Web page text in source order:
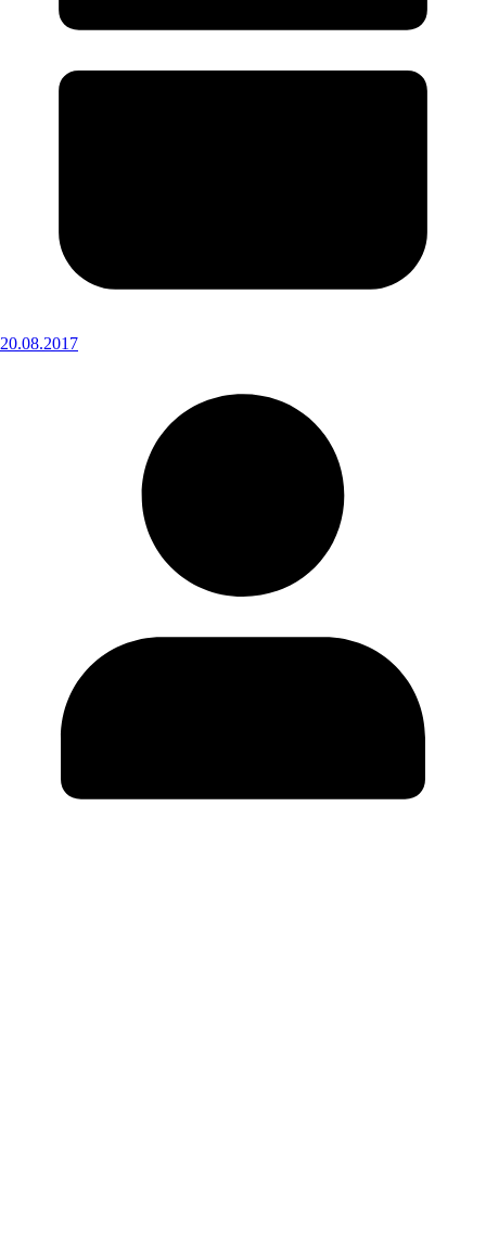
20.08.2017